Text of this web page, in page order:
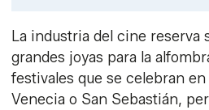
La industria del cine reserva
grandes joyas para la
festivales que se celebran
Venecia o San Sebastián,